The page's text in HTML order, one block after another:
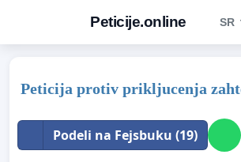
Peticije.online SR
Peticija protiv prikljucenja
Podeli na Fejsbuku (19)